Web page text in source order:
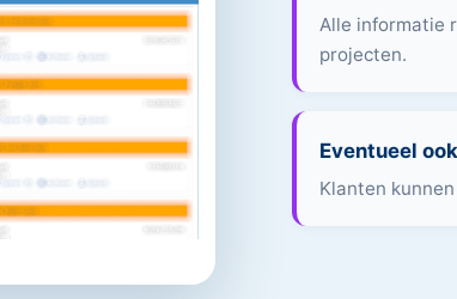
Alle informatie
projecten.
Eventueel
Klanten